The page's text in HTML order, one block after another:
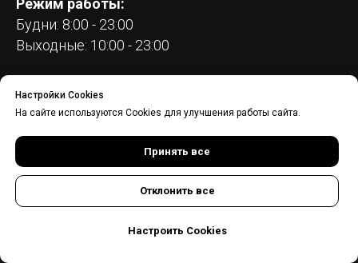
Режим работы:
Будни: 8:00 - 23:00
Выходные: 10:00 - 23:00
Телефон
+7-812-981-91-01
Чаты в соцсетях:WhatsApp,TelegramиMax
info@wshark.pro
пр. Тореза, 36 - гостиница «Спутник» (вход с
Настройки Cookies
На сайте используются Cookies для улучшения работы сайта.
Принять все
Отклонить все
Настроить Cookies